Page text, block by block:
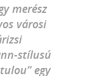
merész
városi
stílusú
egy